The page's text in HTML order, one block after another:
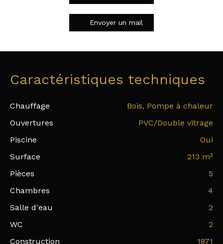
Envoyer un mail
Caractéristiques techniques
Chauffage
Bois, Pompe à chaleur
Ouvertures
PVC/Double vitrage
Piscine
Oui
Surface
213 m²
Pièces
5
Chambres
4
Salle d'eau
2
WC
2
Construction
1871